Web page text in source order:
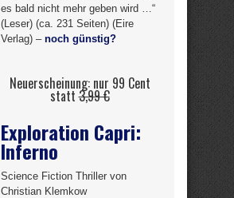
es bald nicht mehr geben wird …“
(Leser) (ca. 231 Seiten) (Eire
Verlag) – noch günstig?
Neuerscheinung: nur 99 Cent
statt3,99 €
Exploration Capri:
Inferno
Science Fiction Thriller von
Christian Klemkow